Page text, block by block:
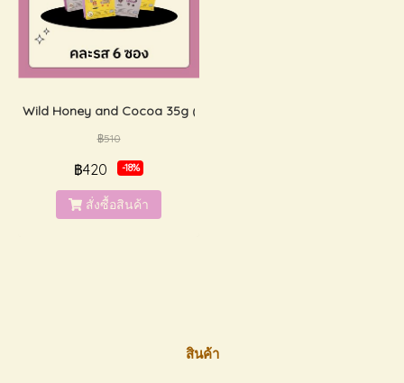
Wild Honey and Cocoa 35g (ซ็ต 6 ถุง)
฿510
฿420 -18%
สั่งซื้อสินค้า
สินค้า